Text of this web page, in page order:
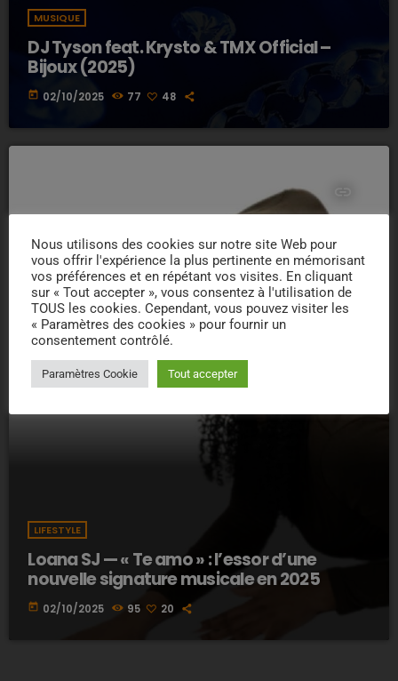
MUSIQUE
DJ Tyson feat. Krysto & TMX Official –
Bijoux (2025)
today 02/10/2025 77 48
LIFESTYLE
Loana SJ — « Te amo » : l’essor d’une
nouvelle signature musicale en 2025
today 02/10/2025 95 20
Nous utilisons des cookies sur notre site Web pour
vous offrir l'expérience la plus pertinente en mémorisant
vos préférences et en répétant vos visites. En cliquant
sur « Tout accepter », vous consentez à l'utilisation de
TOUS les cookies. Cependant, vous pouvez visiter les
« Paramètres des cookies » pour fournir un
consentement contrôlé.
Paramètres Cookie Tout accepter